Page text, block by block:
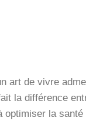
art de vivre
la différence
la santé